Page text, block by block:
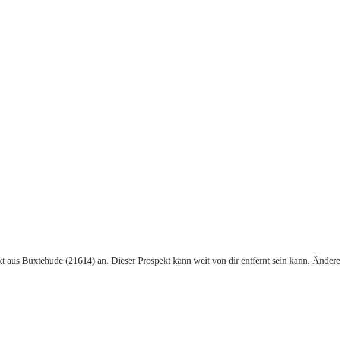
Buxtehude (21614) an. Dieser Prospekt kann weit von dir entfernt sein kann. Ändere